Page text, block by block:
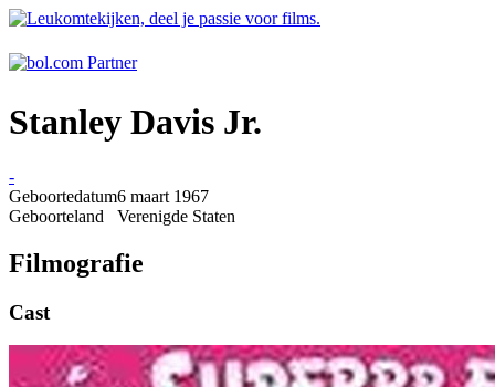
Stanley Davis Jr.
-
Geboortedatum6 maart 1967
Geboorteland
Verenigde Staten
Filmografie
Cast